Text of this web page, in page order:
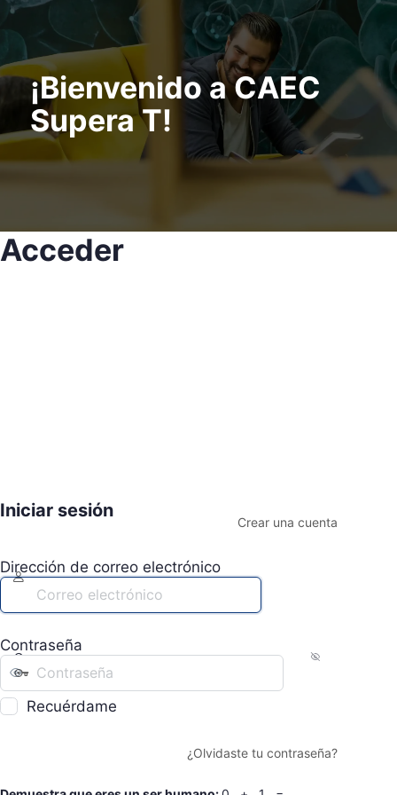
¡Bienvenido a CAEC
Supera T!
Acceder
Iniciar sesión
Crear una cuenta
Dirección de correo electrónico
Contraseña
Recuérdame
¿Olvidaste tu contraseña?